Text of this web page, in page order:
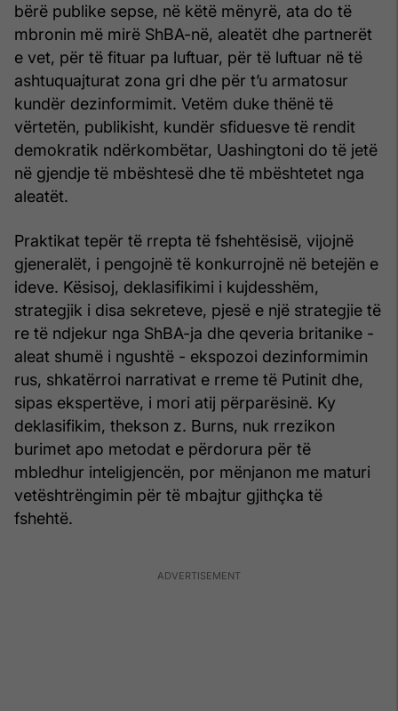
bërë publike sepse, në këtë mënyrë, ata do të
mbronin më mirë ShBA-në, aleatët dhe partnerët
e vet, për të fituar pa luftuar, për të luftuar në të
ashtuquajturat zona gri dhe për t’u armatosur
kundër dezinformimit. Vetëm duke thënë të
vërtetën, publikisht, kundër sfiduesve të rendit
demokratik ndërkombëtar, Uashingtoni do të jetë
në gjendje të mbështesë dhe të mbështetet nga
aleatët.
Praktikat tepër të rrepta të fshehtësisë, vijojnë
gjeneralët, i pengojnë të konkurrojnë në betejën e
ideve. Kësisoj, deklasifikimi i kujdesshëm,
strategjik i disa sekreteve, pjesë e një strategjie të
re të ndjekur nga ShBA-ja dhe qeveria britanike -
aleat shumë i ngushtë - ekspozoi dezinformimin
rus, shkatërroi narrativat e rreme të Putinit dhe,
sipas ekspertëve, i mori atij përparësinë. Ky
deklasifikim, thekson z. Burns, nuk rrezikon
burimet apo metodat e përdorura për të
mbledhur inteligjencën, por mënjanon me maturi
vetështrëngimin për të mbajtur gjithçka të
fshehtë.